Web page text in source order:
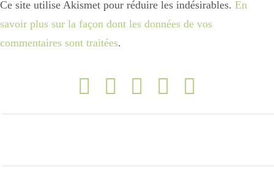
Ce site utilise Akismet pour réduire les indésirables. En
savoir plus sur la façon dont les données de vos
commentaires sont traitées.